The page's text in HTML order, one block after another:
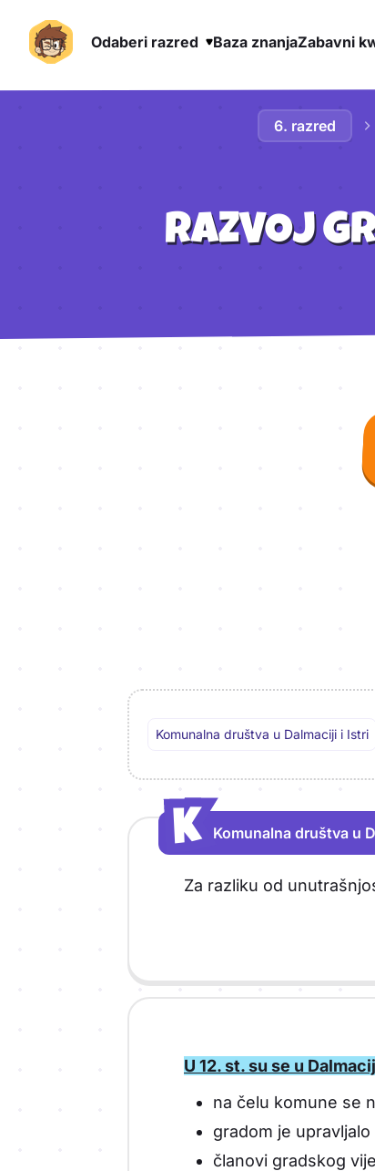
Odaberi razred Baza znanjaZabavni
6. razred
RAZVOJ
Komunalna društva u Dalmaciji i Istri
K
K
Komunalna društva u
Za razliku od
U 12. st. su se u
na čelu komune se
gradom je
članovi gradskog